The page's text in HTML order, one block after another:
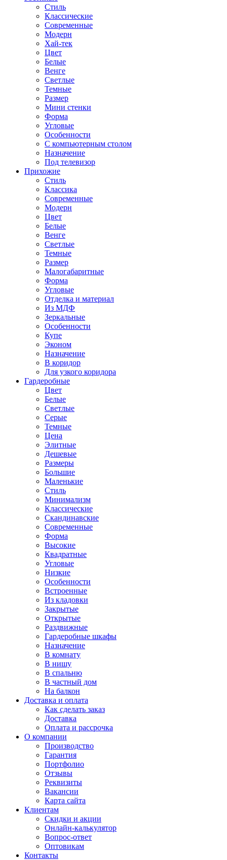
Стиль
Классические
Современные
Модерн
Хай-тек
Цвет
Белые
Венге
Светлые
Темные
Размер
Мини стенки
Форма
Угловые
Особенности
С компьютерным столом
Назначение
Под телевизор
Прихожие
Стиль
Классика
Современные
Модерн
Цвет
Белые
Венге
Светлые
Темные
Размер
Малогабаритные
Форма
Угловые
Отделка и материал
Из МДФ
Зеркальные
Особенности
Купе
Эконом
Назначение
В коридор
Для узкого коридора
Гардеробные
Цвет
Белые
Светлые
Серые
Темные
Цена
Элитные
Дешевые
Размеры
Большие
Маленькие
Стиль
Минимализм
Классические
Скандинавские
Современные
Форма
Высокие
Квадратные
Угловые
Низкие
Особенности
Встроенные
Из кладовки
Закрытые
Открытые
Раздвижные
Гардеробные шкафы
Назначение
В комнату
В нишу
В спальню
В частный дом
На балкон
Доставка и оплата
Как сделать заказ
Доставка
Оплата и рассрочка
О компании
Производство
Гарантия
Портфолио
Отзывы
Реквизиты
Вакансии
Карта сайта
Клиентам
Скидки и акции
Онлайн-калькулятор
Вопрос-ответ
Оптовикам
Контакты